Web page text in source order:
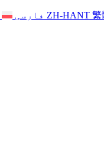
ZH-HANT 繁 فارسی